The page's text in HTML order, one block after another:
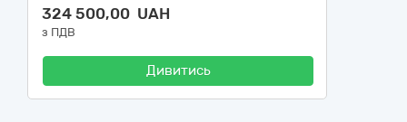
324 500,00 UAH
з ПДВ
Дивитись